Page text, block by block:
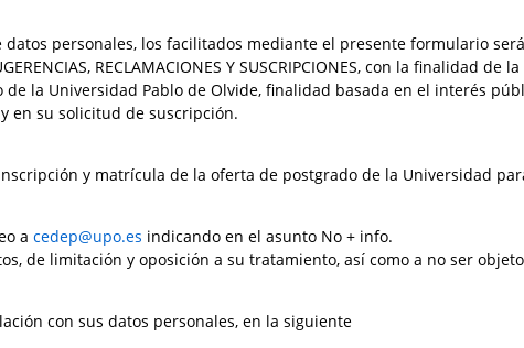
personales, los facilitados mediante el presente formulario
RECLAMACIONES Y SUSCRIPCIONES, con la finalidad de
la Universidad Pablo de Olvide, finalidad basada en el interés
en su solicitud de suscripción.
y matrícula de la oferta de postgrado de la Universidad
a cedep@upo.es indicando en el asunto No + info.
de limitación y oposición a su tratamiento, así como a no ser
con sus datos personales, en la siguiente